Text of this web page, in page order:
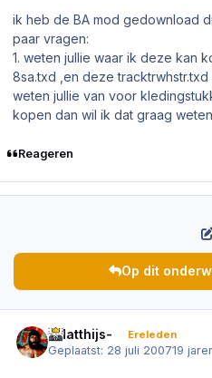
ik heb de BA mod gedownload
paar vragen:
1. weten jullie waar ik deze kan
8sa.txd ,en deze
weten jullie van voor
kopen dan wil ik dat graag
Reageren
Op dit
-Matthijs- Ereleden
Geplaatst: 28 juli 200719